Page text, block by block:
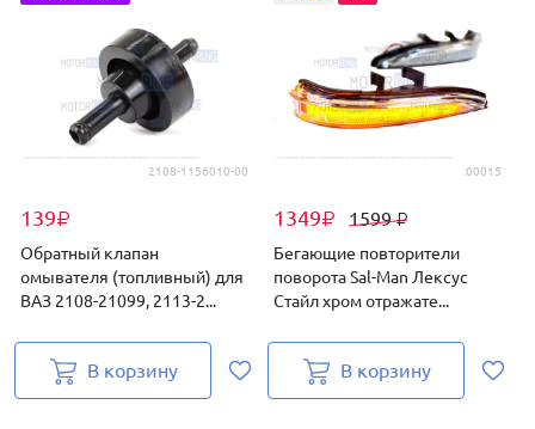
2108-1156010-00
139₽
Обратный клапан
омывателя (топливный) для
ВАЗ 2108-21099, 2113-2...
В корзину
.00015
1349₽ 1599₽
Бегающие повторители
поворота Sal-Man Лексус
Стайл хром отражате...
В корзину